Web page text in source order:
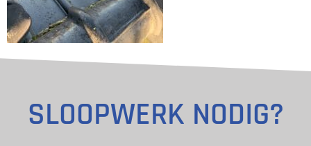
SLOOPWERK NODIG?